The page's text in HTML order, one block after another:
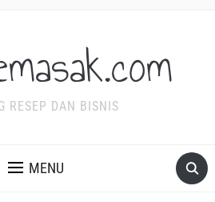
RESEP DAN BISNIS
MENU